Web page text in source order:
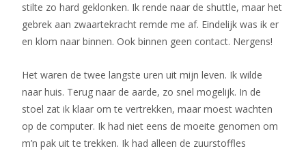
stilte zo hard geklonken. Ik rende naar de shuttle, maar het
gebrek aan zwaartekracht remde me af. Eindelijk was ik er
en klom naar binnen. Ook binnen geen contact. Nergens!
Het waren de twee langste uren uit mijn leven. Ik wilde
naar huis. Terug naar de aarde, zo snel mogelijk. In de
stoel zat ik klaar om te vertrekken, maar moest wachten
op de computer. Ik had niet eens de moeite genomen om
m’n pak uit te trekken. Ik had alleen de zuurstoffles